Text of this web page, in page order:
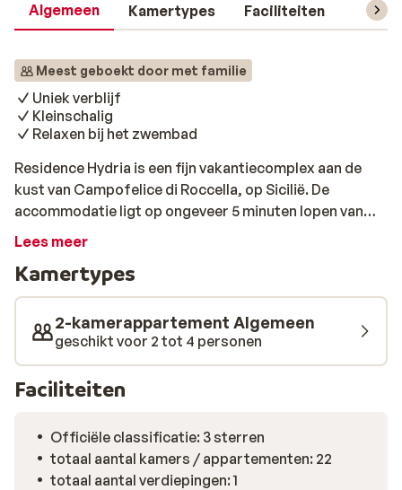
Algemeen Kamertypes Faciliteiten
Meest geboekt door met familie
Uniek verblijf
Kleinschalig
Relaxen bij het zwembad
Residence Hydria is een fijn vakantiecomplex aan de
kust van Campofelice di Roccella, op Sicilië. De
accommodatie ligt op ongeveer 5 minuten lopen van
het strand, waar je kunt genieten van zon, zee en
Residence Hydria zijn ruim en comfortabel ingericht en
van alle gemakken voorzien. Je beschikt over een
keuken met benodigdheden, een slaapkamer met een
tweepersoonsbed, een woonkamer met slaapbank en
een balkon of terras met uitzicht op de tuin of de zee.
Er is een zwembad met ligbedden en parasols, dat net
zoek is naar een rustige, zelfstandige vakantie op een
mooie locatie aan zee.
Lees meer
Kamertypes
2-kamerappartement Algemeen
geschikt voor 2 tot 4 personen
Faciliteiten
Officiële classificatie: 3 sterren
totaal aantal kamers / appartementen: 22
totaal aantal verdiepingen: 1